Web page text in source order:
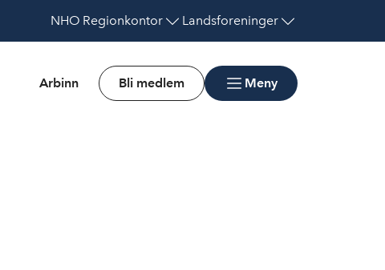
NHO Regionkontor Landsforeninger
Arbinn Bli medlem Meny